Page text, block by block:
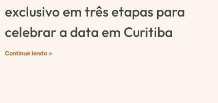
exclusivo em três etapas para
celebrar a data em Curitiba
Continue lendo »